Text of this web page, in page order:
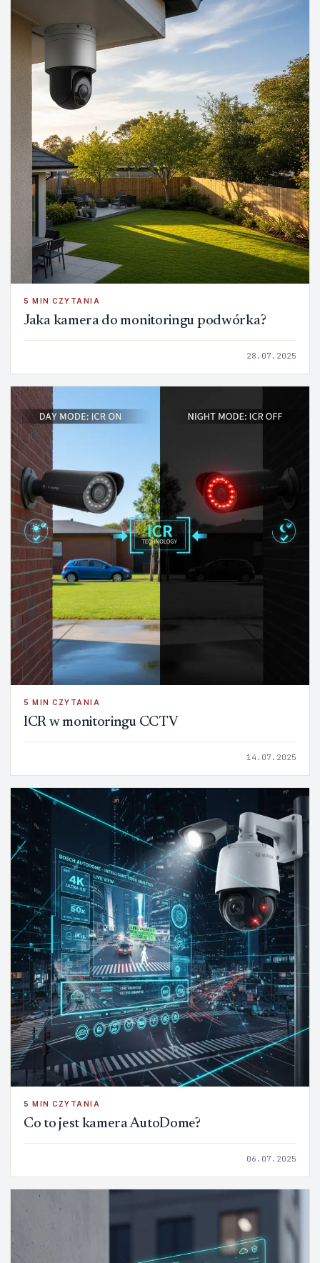
5 MIN CZYTANIA
Jaka kamera do monitoringu podwórka?
28.07.2025
5 MIN CZYTANIA
ICR w monitoringu CCTV
14.07.2025
5 MIN CZYTANIA
Co to jest kamera AutoDome?
06.07.2025